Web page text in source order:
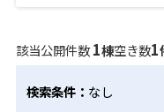
該当公開件数1棟空き数1
検索条件： なし